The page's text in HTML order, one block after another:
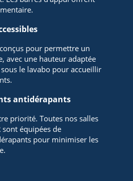
pour permettre un
avec une hauteur adaptée
le lavabo pour accueillir
antidérapants
priorité. Toutes nos salles
équipées de
pour minimiser les